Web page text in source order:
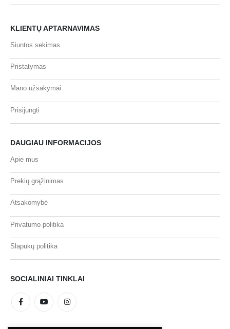
KLIENTŲ APTARNAVIMAS
Siuntos sekimas
Pristatymas
Mano užsakymai
Prisijungti
DAUGIAU INFORMACIJOS
Apie mus
Prekių grąžinimas
Atsakomybė
Privatumo politika
Slapukų politika
SOCIALINIAI TINKLAI